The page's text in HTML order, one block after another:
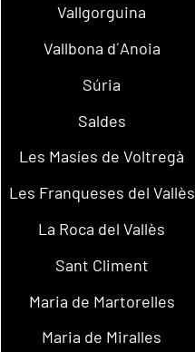
Vallgorguina
Vallbona d´Anoia
Súria
Saldes
Les Masíes de Voltregà
Les Franqueses del Vallès
La Roca del Vallès
Sant Climent
Maria de Martorelles
Maria de Miralles